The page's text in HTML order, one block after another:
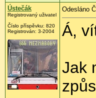
Ústečák
Registrovaný uživatel
Číslo příspěvku: 820
Registrován: 3-2004
Odesláno
Á,
Jak